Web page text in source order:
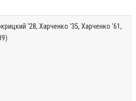
'28, Харченко '35, Харченко '61,